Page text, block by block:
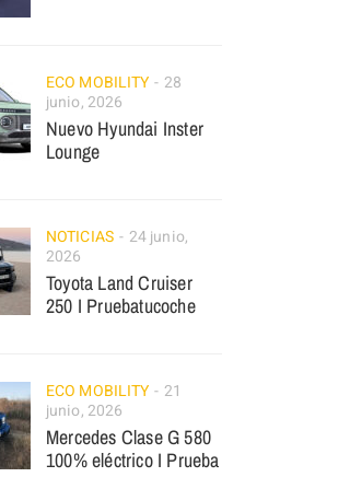
ECO MOBILITY
28
junio, 2026
Nuevo Hyundai Inster
Lounge
NOTICIAS
24 junio,
2026
Toyota Land Cruiser
250 I Pruebatucoche
ECO MOBILITY
21
junio, 2026
Mercedes Clase G 580
100% eléctrico I Prueba